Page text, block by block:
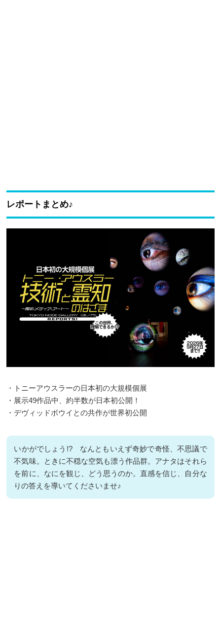
レポートまとめ♪
・トニーアウスラーの日本初の大規模個展
・展示49作品中、約半数が日本初公開！
・デヴィッドボウイとの共作が世界初公開
いかがでしょう!? なんともいえず奇妙で奇怪、不思議で
不気味。ときに不穏な空気も漂う作品群。アナタはそれら
を前に、なにを観じ、どう思うのか。直感を信じ、自分な
りの答えを導いてくださいませ♪